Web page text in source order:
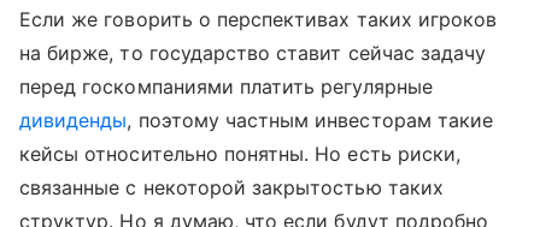
Если же говорить о перспективах таких игроков
на бирже, то государство ставит сейчас задачу
перед госкомпаниями платить регулярные
дивиденды, поэтому частным инвесторам такие
кейсы относительно понятны. Но есть риски,
связанные с некоторой закрытостью таких
структур. Но я думаю, что если будут подробно